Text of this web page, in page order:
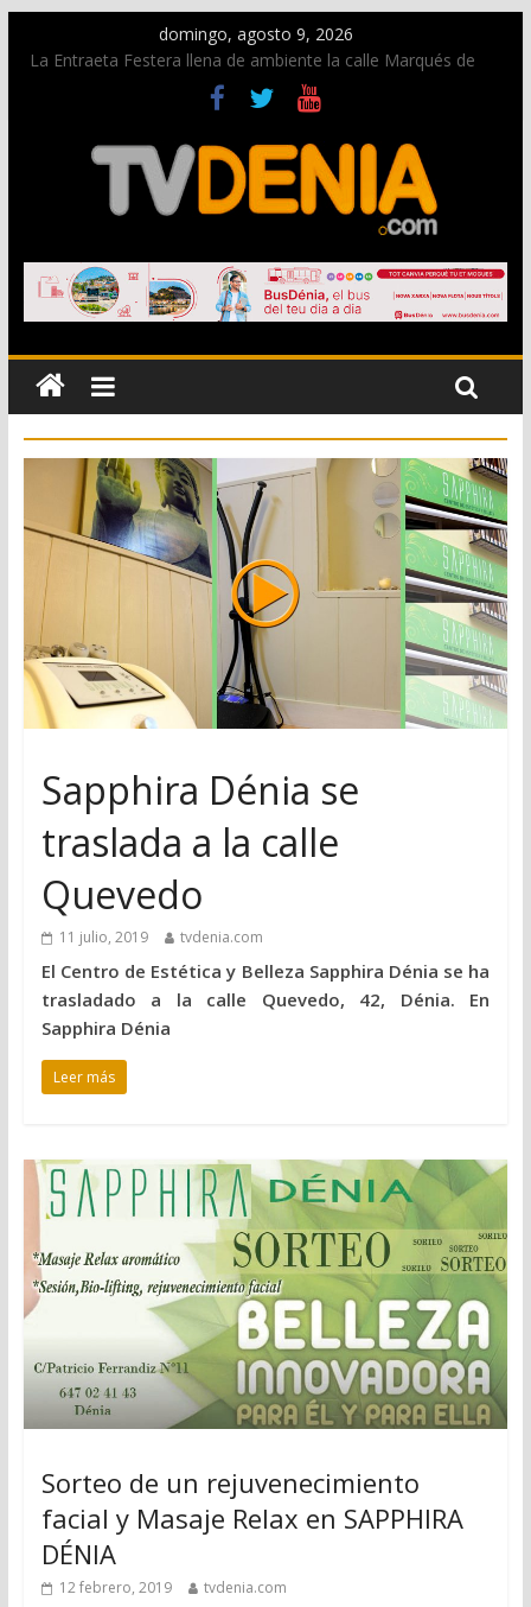
domingo, agosto 9, 2026
La Entraeta Festera llena de ambiente la calle Marqués de
Campo con la recepción a la Capitanía Cristiana
Dos personas fallecen en un grave accidente en la N-332
entre Benissa y Calp
Una nueva oportunidad para donar sangre en Cruz Roja
El bando moro protagonista en la Segunda Entraeta Festera
Paco Adsuar dona al Arxiu de Dénia más de 50.000 imágenes
de la memoria visual de la ciudad
Sapphira Dénia se
traslada a la calle
Quevedo
11 julio, 2019 tvdenia.com
El Centro de Estética y Belleza Sapphira Dénia se ha
trasladado a la calle Quevedo, 42, Dénia. En
Sapphira Dénia
Leer más
Sorteo de un rejuvenecimiento
facial y Masaje Relax en SAPPHIRA
DÉNIA
12 febrero, 2019 tvdenia.com